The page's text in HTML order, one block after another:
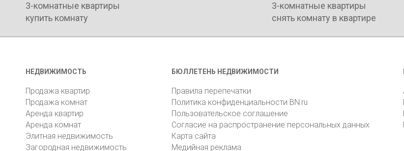
3-комнатные квартиры
купить комнату
3-комнатные квартиры
снять комнату в квартире
НЕДВИЖИМОСТЬ
Продажа квартир
Продажа комнат
Аренда квартир
Аренда комнат
Элитная недвижимость
Загородная недвижимость
БЮЛЛЕТЕНЬ НЕДВИЖИМОСТИ
Правила перепечатки
Политика конфиденциальности BN.ru
Пользовательское соглашение
Согласие на распространение персональных данных
Карта сайта
Медийная реклама